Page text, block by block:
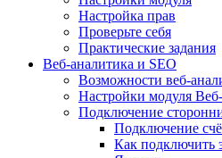
Настройка прав
Проверьте себя
Практические задания
Веб-аналитика и SEO
Возможности веб-
Настройки модуля
Подключение
Подключение
Как подключить